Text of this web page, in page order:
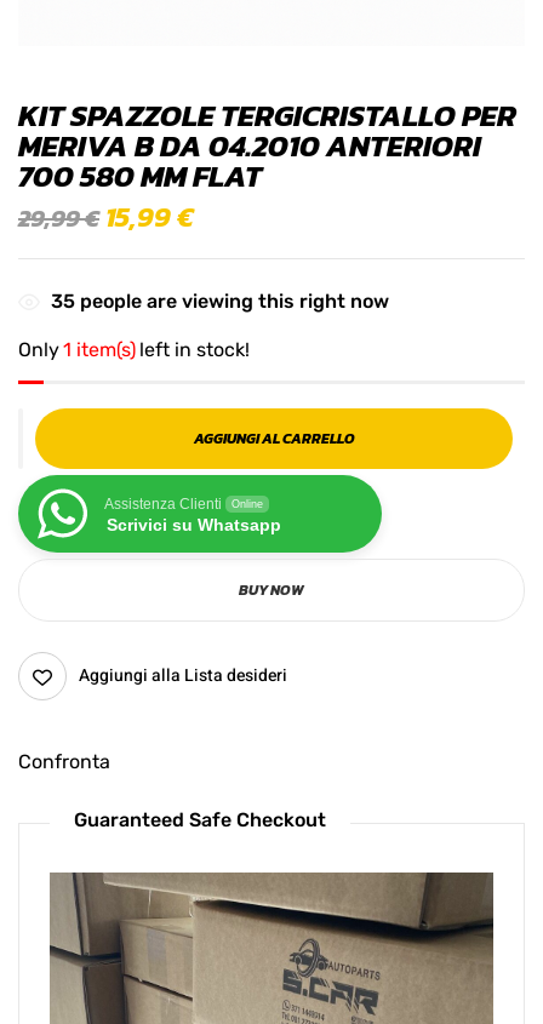
KIT SPAZZOLE TERGICRISTALLO PER
MERIVA B DA 04.2010 ANTERIORI
700 580 MM FLAT
29,99€ 15,99€
35 people are viewing this right now
Only1 item(s) left in stock!
AGGIUNGI AL CARRELLO
Assistenza Clienti Online
Scrivici su Whatsapp
BUY NOW
Aggiungi alla Lista desideri
Confronta
Guaranteed Safe Checkout